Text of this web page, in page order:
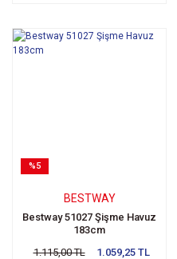
%5
BESTWAY
Bestway 51027 Şişme Havuz
183cm
1.115,00 TL
1.059,25 TL